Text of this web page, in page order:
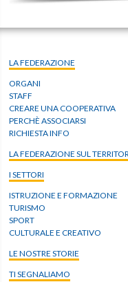
LA FEDERAZIONE
ORGANI
STAFF
CREARE UNA COOPERATIVA
PERCHÈ ASSOCIARSI
RICHIESTA INFO
LA FEDERAZIONE SUL
I SETTORI
ISTRUZIONE E FORMAZIONE
TURISMO
SPORT
CULTURALE E CREATIVO
LE NOSTRE STORIE
TI SEGNALIAMO